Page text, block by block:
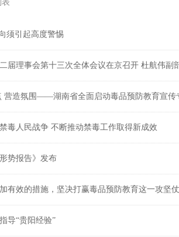
表
须引起高度警惕
届理事会第十三次全体会议在京召开 杜航伟副
营造氛围——湖南省全面启动毒品预防教育宣传
毒人民战争 不断推动禁毒工作取得新成效
势报告》发布
有效的措施，坚决打赢毒品预防教育这一攻坚仗
导“贵阳经验”